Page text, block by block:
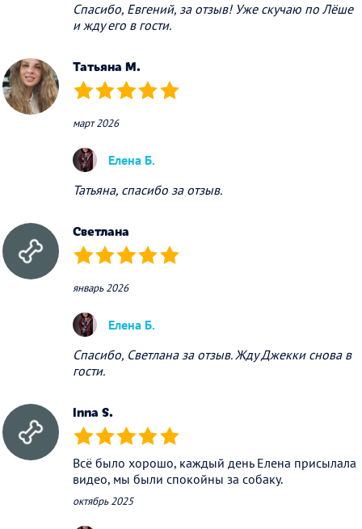
Спасибо, Евгений, за отзыв! Уже скучаю по Лёше
и жду его в гости.
Татьяна М.
(*) (*) (*) (*) (*)
март 2026
Елена Б.
Татьяна, спасибо за отзыв.
Светлана
(*) (*) (*) (*) (*)
январь 2026
Елена Б.
Спасибо, Светлана за отзыв. Жду Джекки снова в
гости.
Inna S.
(*) (*) (*) (*) (*)
Всё было хорошо, каждый день Елена присылала
видео, мы были спокойны за собаку.
октябрь 2025